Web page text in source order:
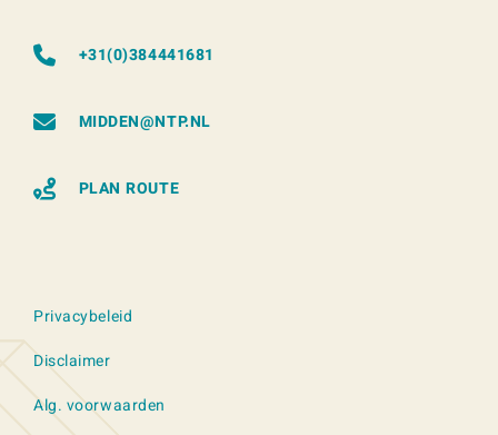
+31(0)384441681
MIDDEN@NTP.NL
PLAN ROUTE
Privacybeleid
Disclaimer
Alg. voorwaarden